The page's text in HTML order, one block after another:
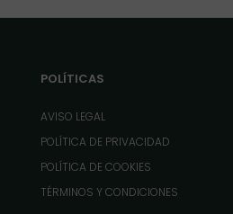
POLÍTICAS
AVISO LEGAL
POLÍTICA DE PRIVACIDAD
POLÍTICA DE COOKIES
TÉRMINOS Y CONDICIONES